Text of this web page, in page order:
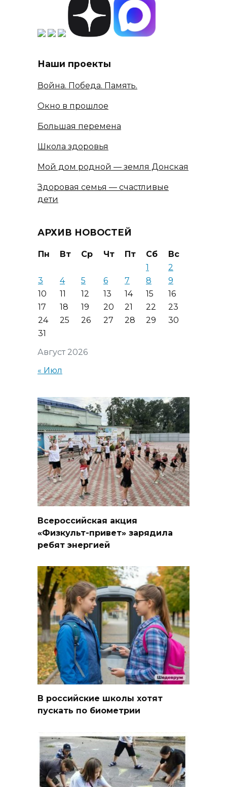
Наши проекты
Война. Победа. Память.
Окно в прошлое
Большая перемена
Школа здоровья
Мой дом родной — земля Донская
Здоровая семья — счастливые
дети
АРХИВ НОВОСТЕЙ
Август 2026
Пн Вт Ср Чт Пт Сб
Вс
1
2
3
4 5 6 7 8
9
10
11 12 13 14 15
16
17
18 19 20 21 22
23
24
25 26 27 28 29
30
31
« Июл
Всероссийская акция
«Физкульт-привет» зарядила
ребят энергией
В российские школы хотят
пускать по биометрии